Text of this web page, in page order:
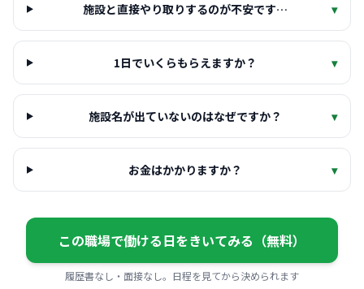
施設と直接やり取りするのが不安です… ▾
1日でいくらもらえますか？ ▾
施設名が出ていないのはなぜですか？ ▾
お金はかかりますか？ ▾
この職場で働ける日をきいてみる（無料）
履歴書なし・面接なし。日程を見てから決められます